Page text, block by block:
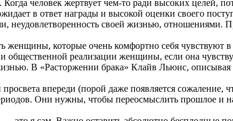
человек жертвует чем-то ради высоких целей,
в ответ награды и высокой оценки своего
неудовлетворенность своей жизнью, отношениями.
которые очень комфортно себя чувствуют
реализации женщины, если она
В «Расторжении брака» Клайв Льюис,
впереди (порой даже появляется сожаление,
Они нужны, чтобы переосмыслить прошлое и